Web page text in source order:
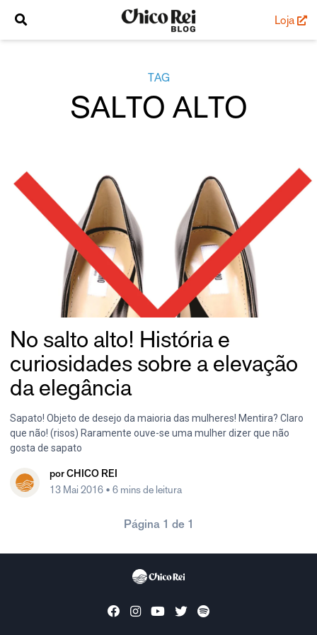
Loja
TAG
SALTO ALTO
No salto alto! História e
curiosidades sobre a elevação
da elegância
Sapato! Objeto de desejo da maioria das mulheres! Mentira? Claro
que não! (risos) Raramente ouve-se uma mulher dizer que não
gosta de sapato
por CHICO REI
13 Mai 2016 • 6 mins de leitura
Página 1 de 1